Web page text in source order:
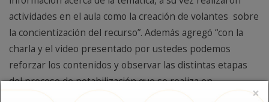
actividades en el aula como la creación de volantes sobre
la concientización del recurso”. Además agregó “con la
charla y el video presentado por ustedes podemos
reforzar los contenidos y observar las distintas etapas
del proceso de potabilización que se realiza en
×